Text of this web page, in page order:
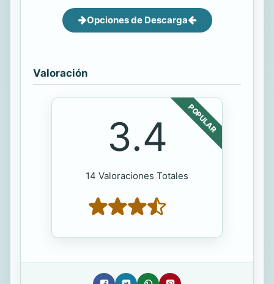
Opciones de Descarga
Valoración
POPULAR
3.4
14 Valoraciones Totales